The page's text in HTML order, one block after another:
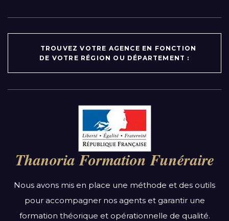
TROUVEZ VOTRE AGENCE EN FONCTION
DE VOTRE RÉGION OU DÉPARTEMENT :
Auvergne-Rhône-Alpes
Bourgogne-Franche-Comté
Bretagne
Centre-Val de Loire
Grand Est
Hauts-de-France
Thanoria Formation Funéraire
Nous avons mis en place une méthode et des outils
pour accompagner nos agents et garantir une
formation théorique et opérationnelle de qualité.